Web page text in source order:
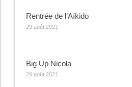
Rentrée de l’Aïkido
29 août 2021
Big Up Nicola
29 août 2021